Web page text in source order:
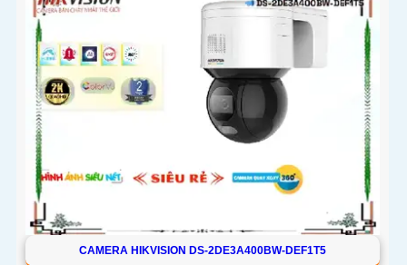
CAMERA HIKVISION DS-2DE3A400BW-DEF1T5